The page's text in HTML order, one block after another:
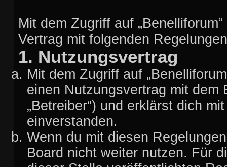
Mit dem Zugriff auf
Vertrag mit folgenden
1. Nutzungsvertrag
Mit dem Zugriff auf
einen Nutzungsvertrag mit dem
„Betreiber“) und erklärst dich
einverstanden.
Wenn du mit diesen
Board nicht weiter nutzen. Für